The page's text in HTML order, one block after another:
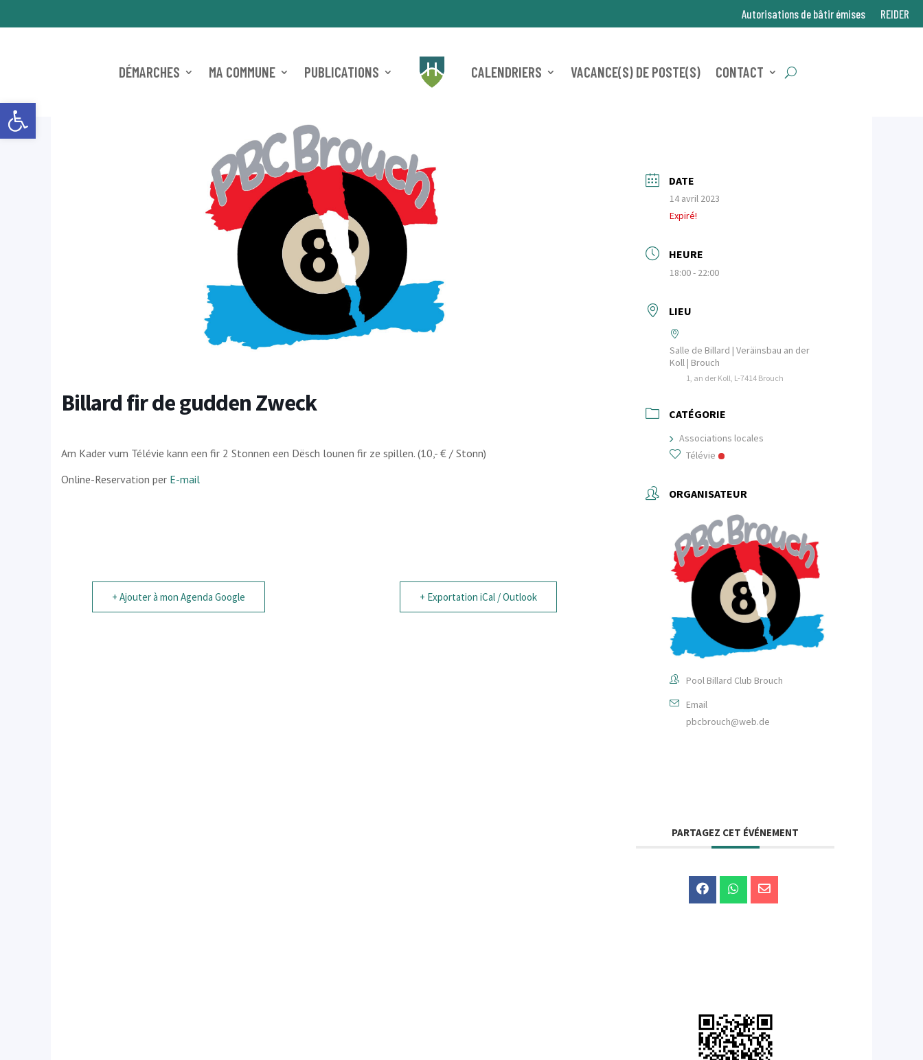
Ouvrir la barre d’outils
Autorisations de bâtir émises REIDER
DÉMARCHES MA COMMUNE PUBLICATIONS CALENDRIERS VACANCE(S) DE POSTE(S) CONTACT
Billard fir de gudden Zweck
Am Kader vum Télévie kann een fir 2 Stonnen een Dësch lounen fir ze spillen. (10,- € / Stonn)
Online-Reservation per E-mail
+ Ajouter à mon Agenda Google + Exportation iCal / Outlook
DATE
14 avril 2023
Expiré!
HEURE
18:00 - 22:00
LIEU
Salle de Billard | Veräinsbau an der
Koll | Brouch
1, an der Koll, L-7414 Brouch
CATÉGORIE
Associations locales
Télévie
ORGANISATEUR
Pool Billard Club Brouch
Email
pbcbrouch@web.de
PARTAGEZ CET ÉVÉNEMENT